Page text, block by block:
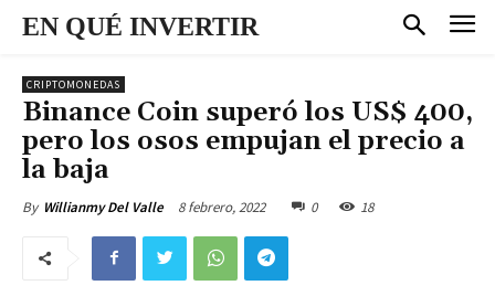
EN QUÉ INVERTIR
CRIPTOMONEDAS
Binance Coin superó los US$ 400,
pero los osos empujan el precio a
la baja
By Willianmy Del Valle 8 febrero, 2022 0 18